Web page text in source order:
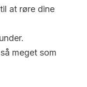
at røre dine
meget som